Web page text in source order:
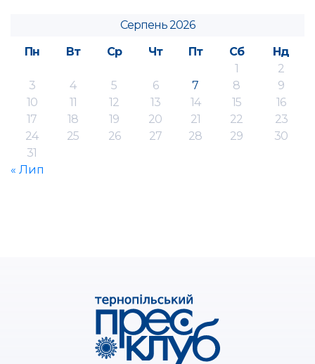
Серпень 2026
Пн
Вт Ср Чт Пт Сб
Нд
1
2
3
4 5 6 7 8
9
10
11 12 13 14 15
16
17
18 19 20 21 22
23
24
25 26 27 28 29
30
31
« Лип